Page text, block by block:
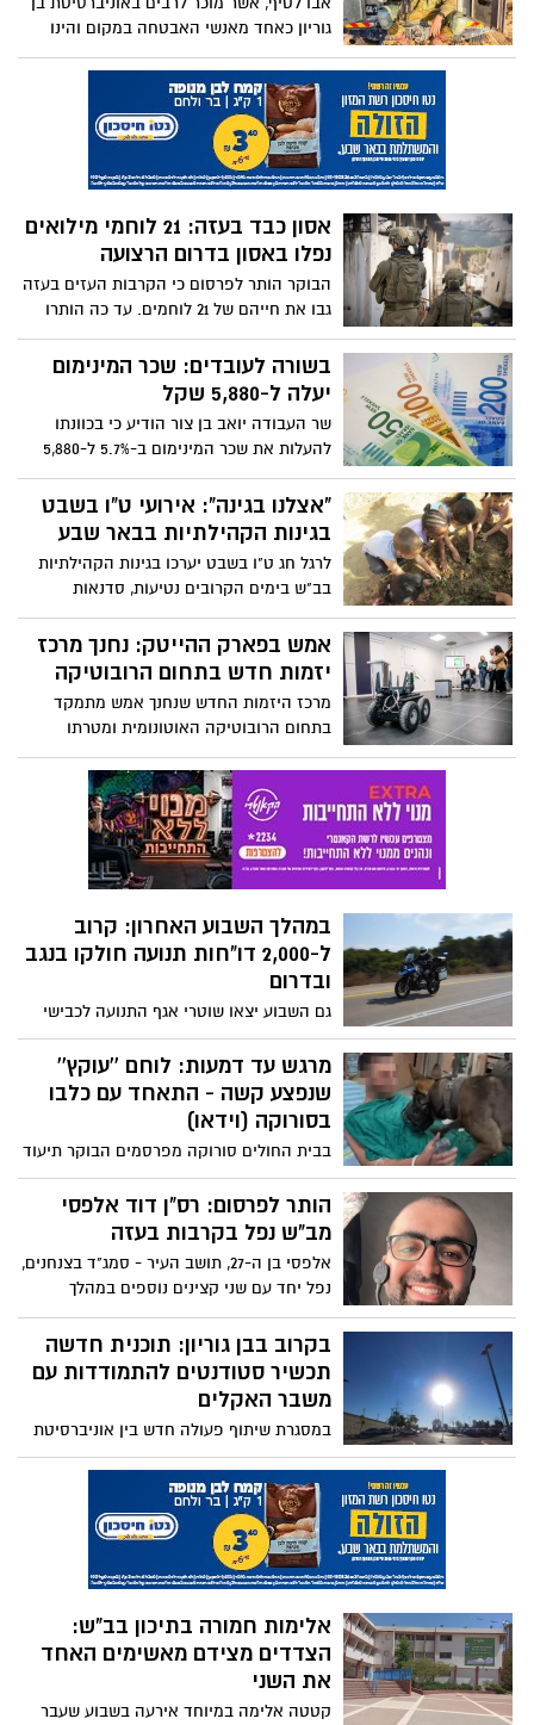
גוריון כאחד מאנשי האבטחה במקום והינו
דמות אהובה במיוחד - נהרג אמש באסון
הכבד ברצועה לצד 20 חיילים נוספים. הוא
הותיר אחריו אישה וילדה. יהי זכרו ברוך
אסון כבד בעזה: 21 לוחמי מילואים
נפלו באסון בדרום הרצועה
הבוקר הותר לפרסום כי הקרבות העזים בעזה
גבו את חייהם של 21 לוחמים. עד כה הותרו
לפרסום שמותיהם של 10 מההרוגים, הודעה
נמסרה ל-11 המשפחות הנוספות. מתחילת
בשורה לעובדים: שכר המינימום
יעלה ל-5,880 שקל
שר העבודה יואב בן צור הודיע כי בכוונתו
להעלות את שכר המינימום ב-5.7% ל-5,880
שקל מאפריל הקרוב. "יוקר המחיה מאמיר
לשחקים ואנחנו חייבים להתאים את
משכורתם של העובדים בהתאם"
"אצלנו בגינה": אירועי ט"ו בשבט
בגינות הקהילתיות בבאר שבע
לרגל חג ט"ו בשבט יערכו בגינות הקהילתיות
בב"ש בימים הקרובים נטיעות, סדנאות
והפעלות לכל המשפחה
אמש בפארק ההייטק: נחנך מרכז
יזמות חדש בתחום הרובוטיקה
מרכז היזמות החדש שנחנך אמש מתמקד
בתחום הרובוטיקה האוטונומית ומטרתו
לעודד יזמות בתחום בנגב
במהלך השבוע האחרון: קרוב
ל-2,000 דו"חות תנועה חולקו בנגב
ובדרום
גם השבוע יצאו שוטרי אגף התנועה לכבישי
הדרום והנגב, וכחלק ממבצע אכיפה נרחב
ניתנו קרוב ל-2,000 דו"חות
מרגש עד דמעות: לוחם ''עוקץ''
שנפצע קשה - התאחד עם כלבו
בסורוקה (וידאו)
בבית החולים סורוקה מפרסמים הבוקר תיעוד
מרגש, אודות מפגש שהתרחש במחלקת
השיקום במרכז הרפואי - בין לוחם יחידת
עוקץ לכלב השירות שלו
הותר לפרסום: רס"ן דוד אלפסי
מב"ש נפל בקרבות בעזה
אלפסי בן ה-27, תושב העיר - סמג"ד בצנחנים,
נפל יחד עם שני קצינים נוספים במהלך
קרבות ברצועה. יהי זכרו ברוך
בקרוב בבן גוריון: תוכנית חדשה
תכשיר סטודנטים להתמודדות עם
משבר האקלים
במסגרת שיתוף פעולה חדש בין אוניברסיטת
בן-גוריון בנגב והארגון האזורי אקו-פיס
האוניברסיטה חסות אקדמית לשתי תוכניות
הכשרה ייחודיות ומשמעותיות לצעירים
המעוניינים להרחיב את הידע שלהם על
השפעות האקלים על המרחב המזרח תיכוני
להתמודדות.
אלימות חמורה בתיכון בב"ש:
הצדדים מצידם מאשימים האחד
את השני
קטטה אלימה במיוחד אירעה בשבוע שעבר